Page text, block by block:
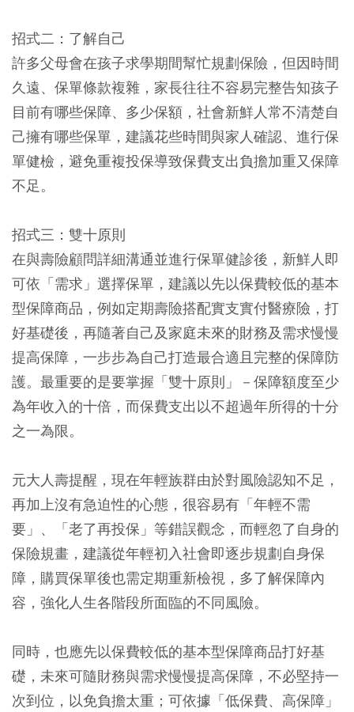
招式二：了解自己
許多父母會在孩子求學期間幫忙規劃保險，但因時間
久遠、保單條款複雜，家長往往不容易完整告知孩子
目前有哪些保障、多少保額，社會新鮮人常不清楚自
己擁有哪些保單，建議花些時間與家人確認、進行保
單健檢，避免重複投保導致保費支出負擔加重又保障
不足。
招式三：雙十原則
在與壽險顧問詳細溝通並進行保單健診後，新鮮人即
可依「需求」選擇保單，建議以先以保費較低的基本
型保障商品，例如定期壽險搭配實支實付醫療險，打
好基礎後，再隨著自己及家庭未來的財務及需求慢慢
提高保障，一步步為自己打造最合適且完整的保障防
護。最重要的是要掌握「雙十原則」－保障額度至少
為年收入的十倍，而保費支出以不超過年所得的十分
之一為限。
元大人壽提醒，現在年輕族群由於對風險認知不足，
再加上沒有急迫性的心態，很容易有「年輕不需
要」、「老了再投保」等錯誤觀念，而輕忽了自身的
保險規畫，建議從年輕初入社會即逐步規劃自身保
障，購買保單後也需定期重新檢視，多了解保障內
容，強化人生各階段所面臨的不同風險。
同時，也應先以保費較低的基本型保障商品打好基
礎，未來可隨財務與需求慢慢提高保障，不必堅持一
次到位，以免負擔太重；可依據「低保費、高保障」